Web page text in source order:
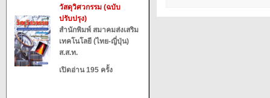
วัสดุวิศวกรรม (ฉบับ
ปรับปรุง)
สำนักพิมพ์ สมาคมส่งเสริม
เทคโนโลยี (ไทย-ญี่ปุ่น)
ส.ส.ท.
เปิดอ่าน 195 ครั้ง